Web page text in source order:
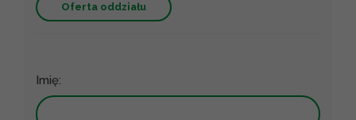
Oferta oddziału
Imię: